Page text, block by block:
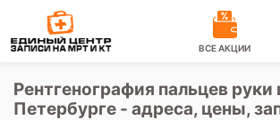
ВСЕ АКЦИИ
Рентгенография пальцев руки
Петербурге - адреса, цены,